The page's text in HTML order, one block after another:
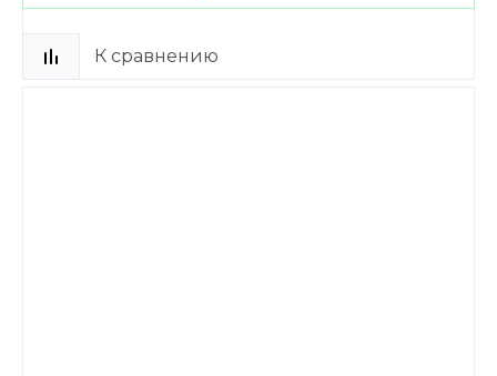
К сравнению